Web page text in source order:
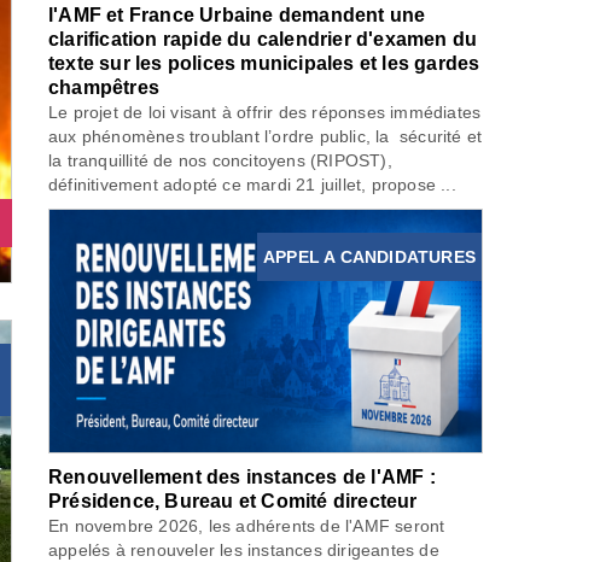
l'AMF et France Urbaine demandent une
clarification rapide du calendrier d'examen du
texte sur les polices municipales et les gardes
champêtres
Le projet de loi visant à offrir des réponses immédiates
aux phénomènes troublant l’ordre public, la sécurité et
la tranquillité de nos concitoyens (RIPOST),
définitivement adopté ce mardi 21 juillet, propose ...
APPEL A CANDIDATURES
Renouvellement des instances de l'AMF :
Présidence, Bureau et Comité directeur
En novembre 2026, les adhérents de l'AMF seront
appelés à renouveler les instances dirigeantes de